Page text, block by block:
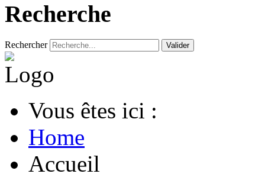
Recherche
Rechercher Valider
Vous êtes ici :
Home
Accueil